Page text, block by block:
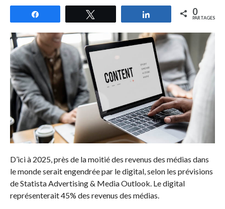
Partagez 0
PARTAGES
D’ici à 2025, près de la moitié des revenus des médias dans
le monde serait engendrée par le digital, selon les prévisions
de Statista Advertising & Media Outlook. Le digital
représenterait 45% des revenus des médias.